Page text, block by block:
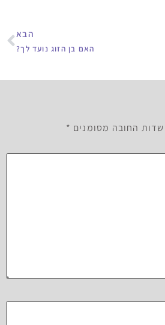
הבא
האם בן הזוג נועד לך?
שדות החובה מסומנים *